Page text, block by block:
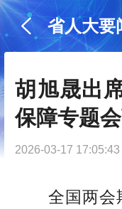
省人大要
胡旭晟出
保障专题
2026-03-17 17:05:43
全国两会